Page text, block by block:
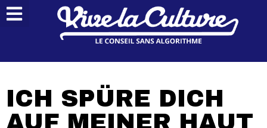
ICH SPÜRE DICH
AUF MEINER HAUT